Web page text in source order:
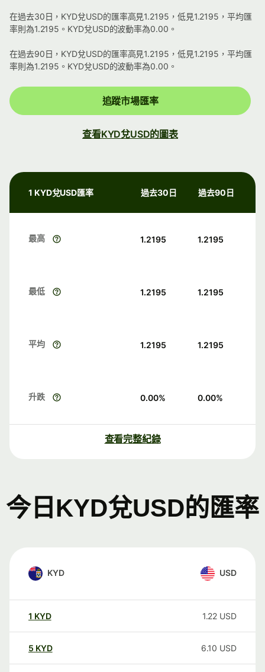
在過去30日，KYD兌USD的匯率高見1.2195，低見1.2195，平均匯
率則為1.2195。KYD兌USD的波動率為0.00。
在過去90日，KYD兌USD的匯率高見1.2195，低見1.2195，平均匯
率則為1.2195。KYD兌USD的波動率為0.00。
追蹤市場匯率
查看KYD兌USD的圖表
1 KYD兌USD匯率 過去30日 過去90日
最高 1.2195 1.2195
最低 1.2195 1.2195
平均 1.2195 1.2195
升跌 0.00% 0.00%
查看完整紀錄
今日KYD兌USD的匯率
KYD USD
1 KYD 1.22 USD
5 KYD 6.10 USD